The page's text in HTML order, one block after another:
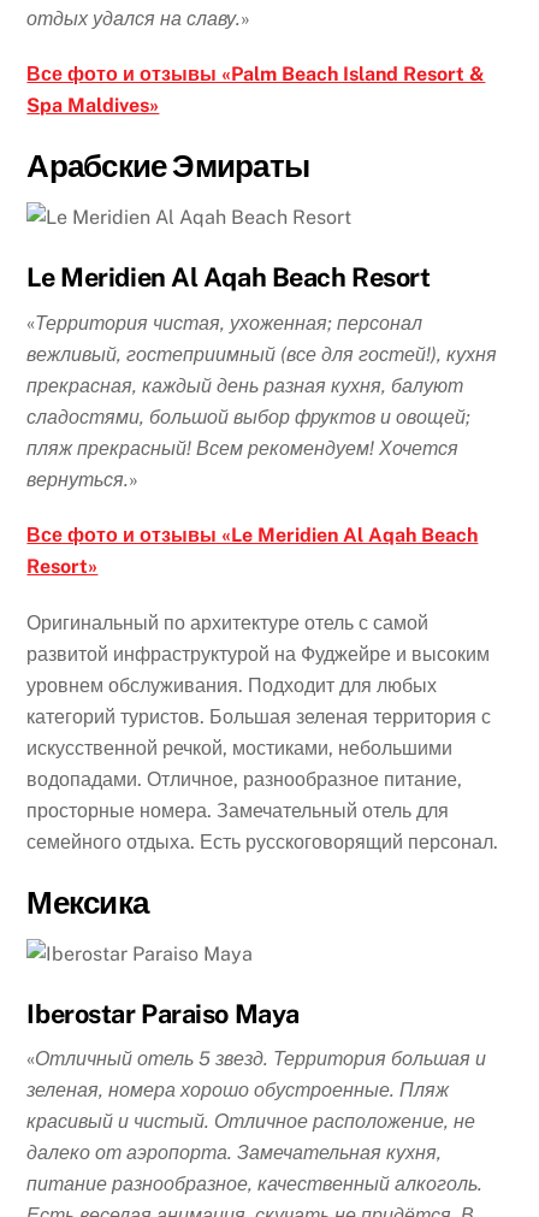
отдых удался на славу.»
Все фото и отзывы «Palm Beach Island Resort &
Spa Maldives»
Арабские Эмираты
Le Meridien Al Aqah Beach Resort
«Территория чистая, ухоженная; персонал
вежливый, гостеприимный (все для гостей!), кухня
прекрасная, каждый день разная кухня, балуют
сладостями, большой выбор фруктов и овощей;
пляж прекрасный! Всем рекомендуем! Хочется
вернуться.»
Все фото и отзывы «Le Meridien Al Aqah Beach
Resort»
Оригинальный по архитектуре отель с самой
развитой инфраструктурой на Фуджейре и высоким
уровнем обслуживания. Подходит для любых
категорий туристов. Большая зеленая территория с
искусственной речкой, мостиками, небольшими
водопадами. Отличное, разнообразное питание,
просторные номера. Замечательный отель для
семейного отдыха. Есть русскоговорящий персонал.
Мексика
Iberostar Paraiso Maya
«Отличный отель 5 звезд. Территория большая и
зеленая, номера хорошо обустроенные. Пляж
красивый и чистый. Отличное расположение, не
далеко от аэропорта. Замечательная кухня,
питание разнообразное, качественный алкоголь.